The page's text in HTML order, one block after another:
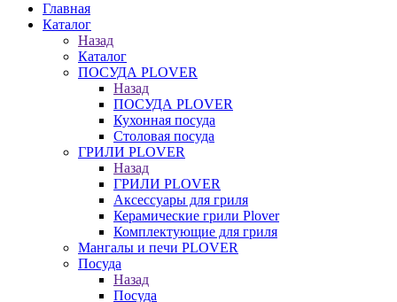
Главная
Каталог
Назад
Каталог
ПОСУДА PLOVER
Назад
ПОСУДА PLOVER
Кухонная посуда
Столовая посуда
ГРИЛИ PLOVER
Назад
ГРИЛИ PLOVER
Аксессуары для гриля
Керамические грили Plover
Комплектующие для гриля
Мангалы и печи PLOVER
Посуда
Назад
Посуда